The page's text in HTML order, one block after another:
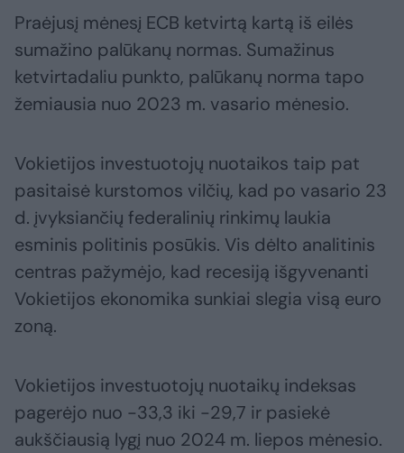
Praėjusį mėnesį ECB ketvirtą kartą iš eilės
sumažino palūkanų normas. Sumažinus
ketvirtadaliu punkto, palūkanų norma tapo
žemiausia nuo 2023 m. vasario mėnesio.
Vokietijos investuotojų nuotaikos taip pat
pasitaisė kurstomos vilčių, kad po vasario 23
d. įvyksiančių federalinių rinkimų laukia
esminis politinis posūkis. Vis dėlto analitinis
centras pažymėjo, kad recesiją išgyvenanti
Vokietijos ekonomika sunkiai slegia visą euro
zoną.
Vokietijos investuotojų nuotaikų indeksas
pagerėjo nuo -33,3 iki -29,7 ir pasiekė
aukščiausią lygį nuo 2024 m. liepos mėnesio.